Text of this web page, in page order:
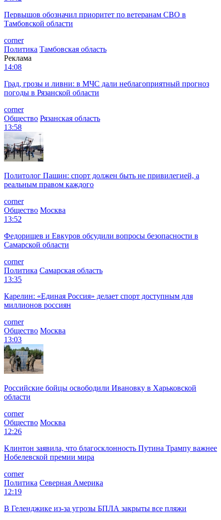
Первышов обозначил приоритет по ветеранам СВО в
Тамбовской области
corner
Политика Тамбовская область
Реклама
14:08
Град, грозы и ливни: в МЧС дали неблагоприятный прогноз
погоды в Рязанской области
corner
Общество Рязанская область
13:58
Политолог Пашин: спорт должен быть не привилегией, а
реальным правом каждого
corner
Общество Москва
13:52
Федорищев и Евкуров обсудили вопросы безопасности в
Самарской области
corner
Политика Самарская область
13:35
Карелин: «Единая Россия» делает спорт доступным для
миллионов россиян
corner
Общество Москва
13:03
Российские бойцы освободили Ивановку в Харьковской
области
corner
Общество Москва
12:26
Клинтон заявила, что благосклонность Путина Трампу важнее
Нобелевской премии мира
corner
Политика Северная Америка
12:19
В Геленджике из-за угрозы БПЛА закрыты все пляжи